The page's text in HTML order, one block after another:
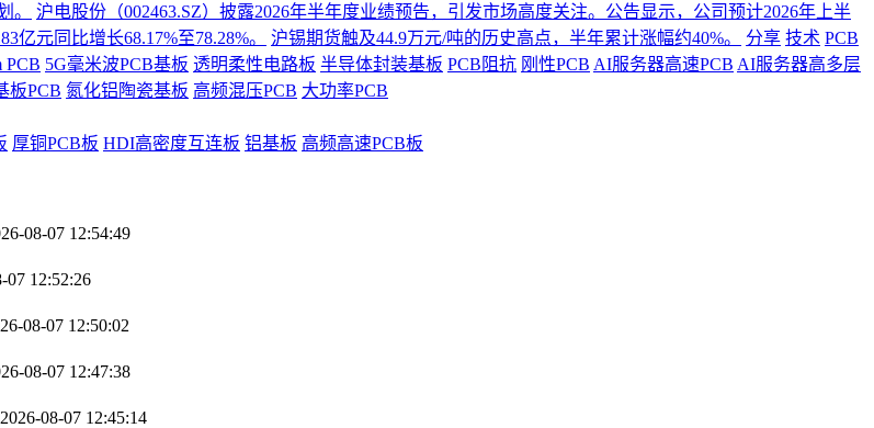
。
沪电股份（002463.SZ）披露2026年半年度业绩预告，引发市场高度关注。公告显示，公司预计2026年上半
元同比增长68.17%至78.28%。
沪锡期货触及44.9万元/吨的历史高点，半年累计涨幅约40%。 分享 技术 PCB
PCB 5G毫米波PCB基板 透明柔性电路板 半导体封装基板 PCB阻抗 刚性PCB AI服务器高速PCB AI服务器高多层
板PCB 氮化铝陶瓷基板 高频混压PCB 大功率PCB
厚铜PCB板 HDI高密度互连板 铝基板 高频高速PCB板
08-07 12:54:49
07 12:52:26
08-07 12:50:02
08-07 12:47:38
2026-08-07 12:45:14